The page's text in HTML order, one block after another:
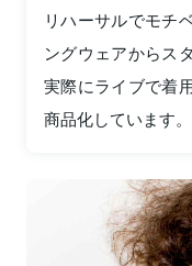
リハーサルでモチ
ングウェアからス
実際にライブで着
商品化しています。